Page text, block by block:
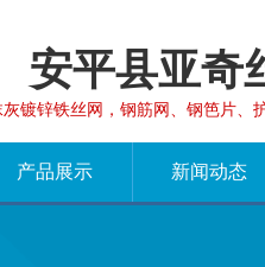
安平县亚奇
镀锌铁丝网，钢筋网、钢笆片、
产品展示 新闻动态